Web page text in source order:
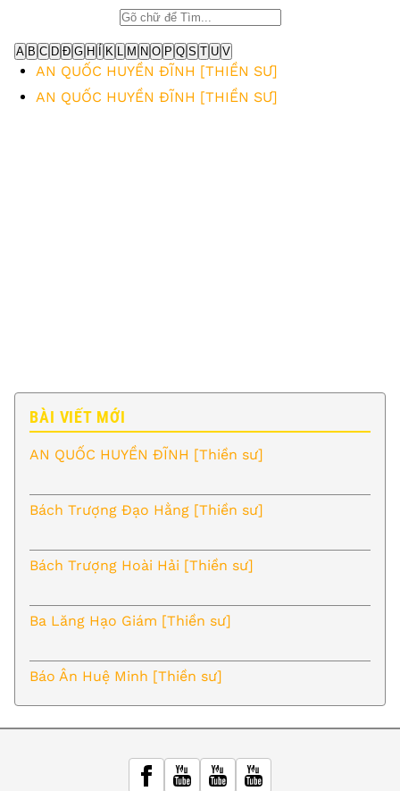
A B C D Đ G H K L M N O P Q S T U V
AN QUỐC HUYỀN ĐĨNH [THIỀN SƯ]
AN QUỐC HUYỀN ĐĨNH [THIỀN SƯ]
BÀI VIẾT MỚI
AN QUỐC HUYỀN ĐĨNH [Thiền sư]
Bách Trượng Đạo Hằng [Thiền sư]
Bách Trượng Hoài Hải [Thiền sư]
Ba Lăng Hạo Giám [Thiền sư]
Báo Ân Huệ Minh [Thiền sư]